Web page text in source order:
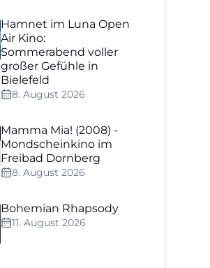
Hamnet im Luna Open
Air Kino:
Sommerabend voller
großer Gefühle in
Bielefeld
8. August 2026
Mamma Mia! (2008) -
Mondscheinkino im
Freibad Dornberg
8. August 2026
Bohemian Rhapsody
11. August 2026